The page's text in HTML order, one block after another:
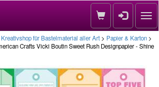
Kreativshop für Bastelmaterial aller Art > Papier & Karton >
Crafts Vicki Boutin Sweet Rush Designpapier - Shine